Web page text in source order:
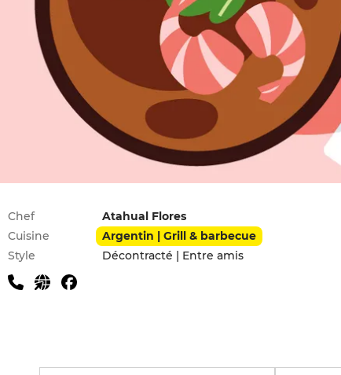
Infos pratiques
Chef
Atahual Flores
Cuisine
Argentin | Grill & barbecue
Style
Décontracté | Entre amis